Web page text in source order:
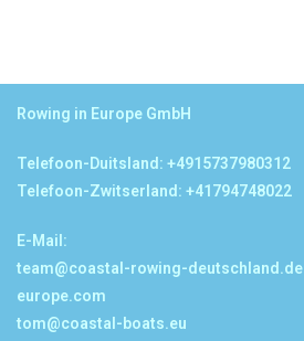
Rowing in Europe GmbH
Telefoon-Duitsland: +4915737980312
Telefoon-Zwitserland: +41794748022
E-Mail:
team@coastal-rowing-deutschland.de
europe.com
tom@coastal-boats.eu